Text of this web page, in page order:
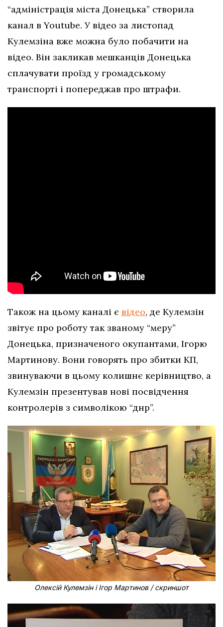
“адміністрація міста Донецька” створила
канал в Youtube. У відео за листопад
Кулемзіна вже можна було побачити на
відео. Він закликав мешканців Донецька
сплачувати проїзд у громадському
транспорті і попереджав про штрафи.
Також на цьому каналі є відео, де Кулемзін
звітує про роботу так званому “меру”
Донецька, призначеного окупантами, Ігорю
Мартинову. Вони говорять про збитки КП,
звинуваючи в цьому колишнє керівництво, а
Кулемзін презентував нові посвідчення
контролерів з символікою “днр”.
Олексій Кулемзін і Ігор Мартинов / скриншот